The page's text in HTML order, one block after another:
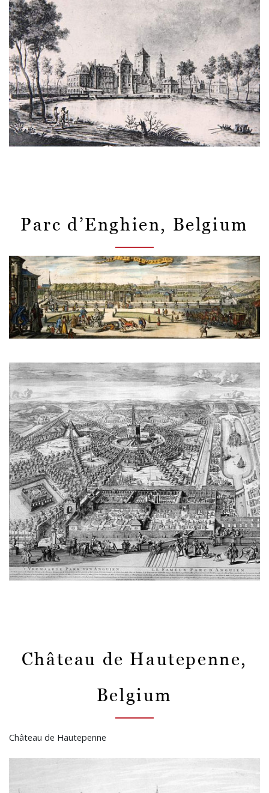
Parc d’Enghien, Belgium
Château de Hautepenne,
Belgium
Château de Hautepenne